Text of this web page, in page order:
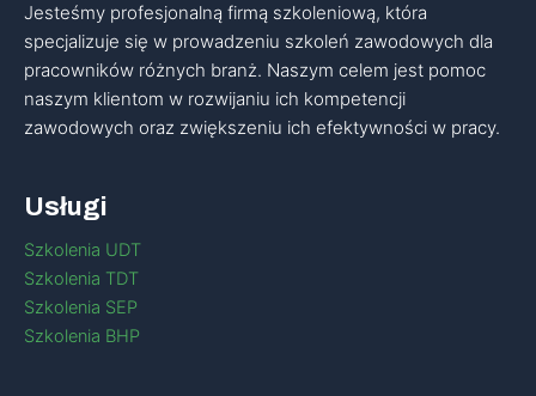
Jesteśmy profesjonalną firmą szkoleniową, która
specjalizuje się w prowadzeniu szkoleń zawodowych dla
pracowników różnych branż. Naszym celem jest pomoc
naszym klientom w rozwijaniu ich kompetencji
zawodowych oraz zwiększeniu ich efektywności w pracy.
Usługi
Szkolenia UDT
Szkolenia TDT
Szkolenia SEP
Szkolenia BHP